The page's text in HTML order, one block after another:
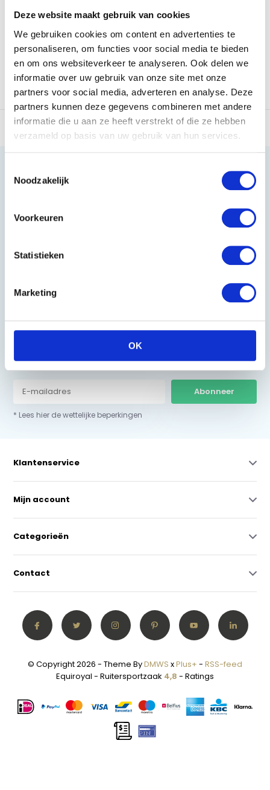
Deze website maakt gebruik van cookies
We gebruiken cookies om content en advertenties te
personaliseren, om functies voor social media te bieden
en om ons websiteverkeer te analyseren. Ook delen we
informatie over uw gebruik van onze site met onze
partners voor social media, adverteren en analyse. Deze
partners kunnen deze gegevens combineren met andere
informatie die u aan ze heeft verstrekt of die ze hebben
verzameld op basis van uw gebruik van hun services.
Noodzakelijk
Voorkeuren
Statistieken
Marketing
OK
Vergelijk
€14,95 €3,95
Vergelijk
€9,95
Abonneer
* Lees hier de wettelijke beperkingen
Klantenservice
Mijn account
Categorieën
Contact
© Copyright 2026 - Theme ByDMWS xPlus+ - RSS-feed
Equiroyal - Ruitersportzaak 4,8 - Ratings